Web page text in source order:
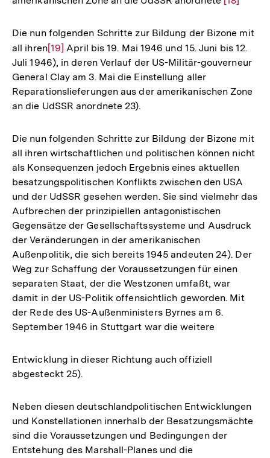
der
Fußnote
Die nun folgenden Schritte zur Bildung der Bizone mit
all ihrenZur
Auflösung
der
Fußnote
[19] April bis 19. Mai 1946 und 15. Juni bis 12.
Juli 1946), in deren Verlauf der US-Militär-gouverneur
General Clay am 3. Mai die Einstellung aller
Reparationslieferungen aus der amerikanischen Zone
an die UdSSR anordnete 23).
Die nun folgenden Schritte zur Bildung der Bizone mit
all ihren wirtschaftlichen und politischen können nicht
als Konsequenzen jedoch Ergebnis eines aktuellen
besatzungspolitischen Konflikts zwischen den USA
und der UdSSR gesehen werden. Sie sind vielmehr das
Aufbrechen der prinzipiellen antagonistischen
Gegensätze der Gesellschaftssysteme und Ausdruck
der Veränderungen in der amerikanischen
Außenpolitik, die sich bereits 1945 andeuten 24). Der
Weg zur Schaffung der Voraussetzungen für einen
separaten Staat, der die Westzonen umfaßt, war
damit in der US-Politik offensichtlich geworden. Mit
der Rede des US-Außenministers Byrnes am 6.
September 1946 in Stuttgart war die weitere
Entwicklung in dieser Richtung auch offiziell
abgesteckt 25).
Neben diesen deutschlandpolitischen Entwicklungen
und Konstellationen innerhalb der Besatzungsmächte
sind die Voraussetzungen und Bedingungen der
Entstehung des Marshall-Planes und die